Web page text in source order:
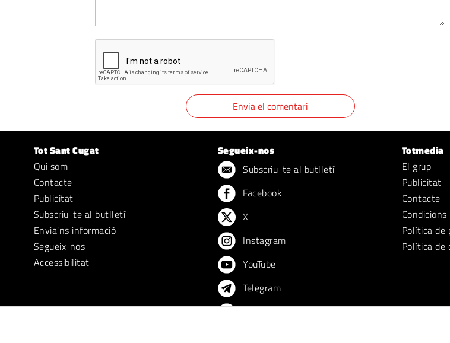
Tot Sant Cugat
Qui som
Contacte
Publicitat
Subscriu-te al butlletí
Envia'ns informació
Segueix-nos
Accessibilitat
Segueix-nos
Subscriu-te al butlletí
Facebook
X
Instagram
YouTube
Telegram
TikTok
Totmedia
El grup
Publicitat
Contacte
Condicions
Política de
Política de